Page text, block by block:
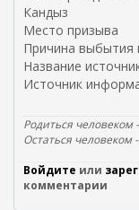
Кандыз
Место призыва
Причина выбытия
Название
Источник
Родиться человеком
Остаться человеком
Войдите или
комментарии